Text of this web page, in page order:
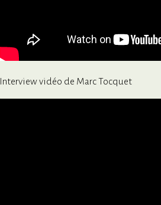
Interview vidéo de Marc Tocquet